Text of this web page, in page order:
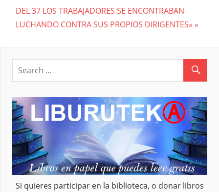
entradas
Post:
DEL 37 LOS TRABAJADORES SE ENCONTRABAN
LUCHANDO CONTRA SUS PROPIOS DIRIGENTES»
Si quieres participar en la biblioteca, o donar libros